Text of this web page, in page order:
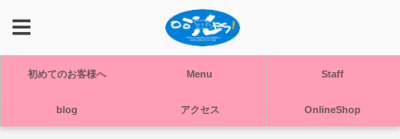
初めてのお客様へ Menu Staff
blog アクセス OnlineShop